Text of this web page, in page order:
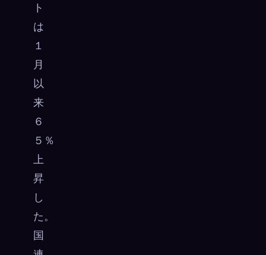
ト
は
１
月
以
来
６
５％
上
昇
し
た。
国